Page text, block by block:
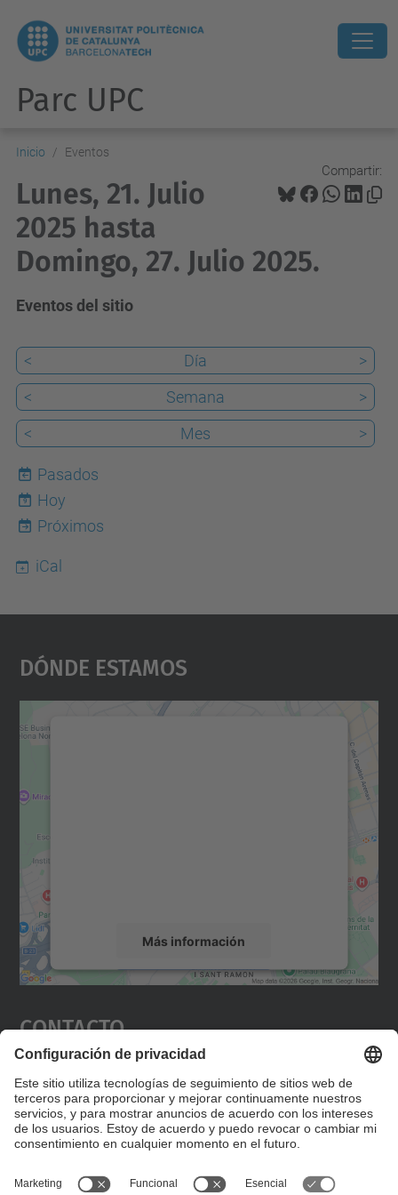
Parc UPC
Inicio Eventos
Compartir:
Lunes, 21. Julio
2025 hasta
Domingo, 27. Julio 2025.
Eventos del sitio
< Día
>
<
Semana
>
<
Mes >
Pasados
9
Hoy
Próximos
iCal
Dónde Estamos
Más información
Aceptar
powered by
Contacto
encontraréis en la raíz de español, vuestros datos
personalizados de contacto.
Formulario de contacto